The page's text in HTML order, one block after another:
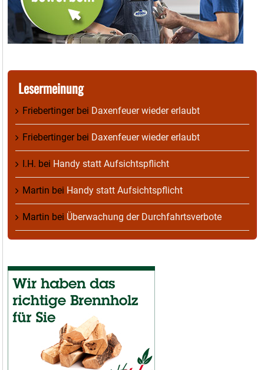
Lesermeinung
Friebertingerbei Daxenfeuer wieder erlaubt
Friebertingerbei Daxenfeuer wieder erlaubt
I.H. bei Handy statt Aufsichtspflicht
Martin bei Handy statt Aufsichtspflicht
Martin bei Überwachung der Durchfahrtsverbote